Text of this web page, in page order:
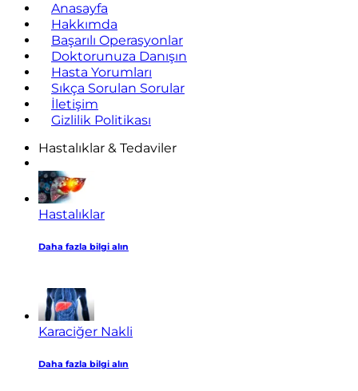
Anasayfa
Hakkımda
Başarılı Operasyonlar
Doktorunuza Danışın
Hasta Yorumları
Sıkça Sorulan Sorular
İletişim
Gizlilik Politikası
Hastalıklar & Tedaviler
Hastalıklar
Daha fazla bilgi alın
Karaciğer Nakli
Daha fazla bilgi alın